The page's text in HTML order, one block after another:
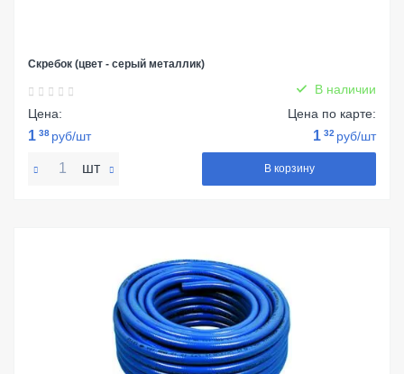
Скребок (цвет - серый металлик)
В наличии
Цена:
1 38 руб/шт
Цена по карте:
1 32 руб/шт
шт В корзину